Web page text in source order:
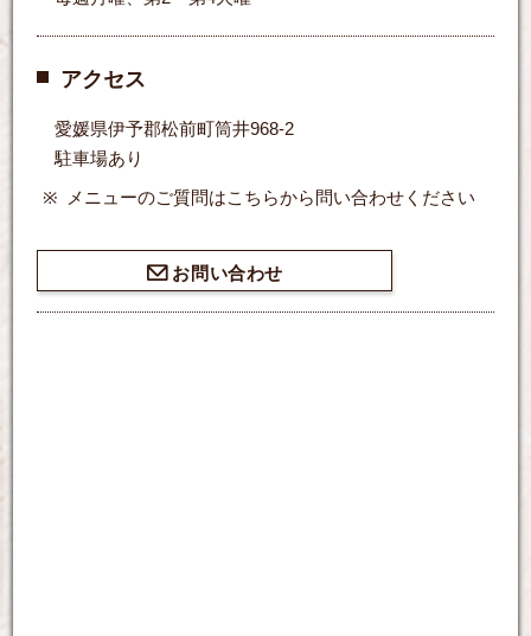
アクセス
愛媛県伊予郡松前町筒井968-2
駐車場あり
メニューのご質問はこちらから問い合わせください
お問い合わせ